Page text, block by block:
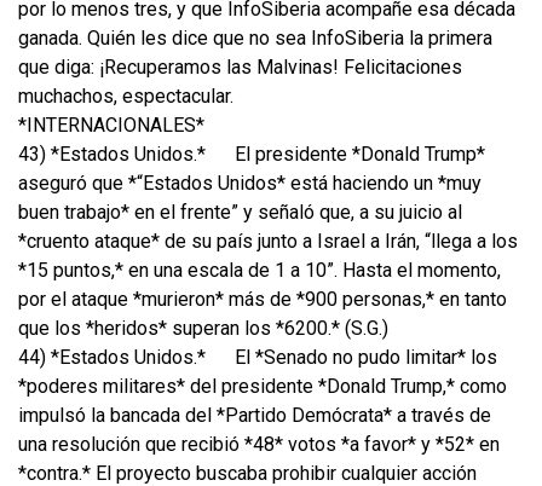
por lo menos tres, y que InfoSiberia acompañe esa década
ganada. Quién les dice que no sea InfoSiberia la primera
que diga: ¡Recuperamos las Malvinas! Felicitaciones
muchachos, espectacular.
*INTERNACIONALES*
43) *Estados Unidos.*
El presidente *Donald Trump*
aseguró que *“Estados Unidos* está haciendo un *muy
buen trabajo* en el frente” y señaló que, a su juicio al
*cruento ataque* de su país junto a Israel a Irán, “llega a los
*15 puntos,* en una escala de 1 a 10”. Hasta el momento,
por el ataque *murieron* más de *900 personas,* en tanto
que los *heridos* superan los *6200.* (S.G.)
44) *Estados Unidos.*
El *Senado no pudo limitar* los
*poderes militares* del presidente *Donald Trump,* como
impulsó la bancada del *Partido Demócrata* a través de
una resolución que recibió *48* votos *a favor* y *52* en
*contra.* El proyecto buscaba prohibir cualquier acción